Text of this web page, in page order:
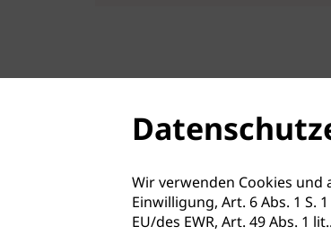
Wir verwenden Cookies
Einwilligung, Art. 6 Abs. 1 S.
EU/des EWR, Art. 49 Abs. 1 lit.